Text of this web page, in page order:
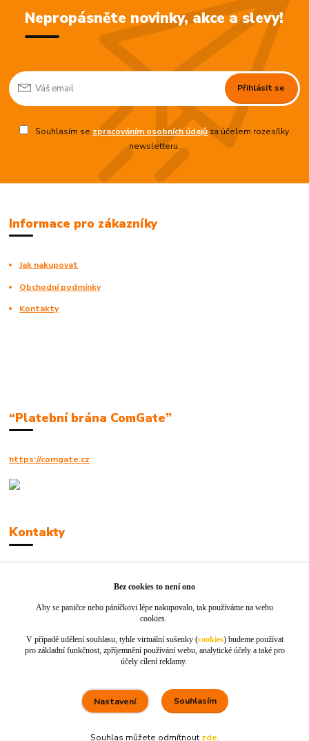
Nepropásněte novinky, akce a slevy!
Přihlásit se
Souhlasím se zpracováním osobních údajůza účelem rozesílky
newsletteru.
Informace pro zákazníky
Jak nakupovat
Obchodní podmínky
Kontakty
“Platební brána ComGate”
https://comgate.cz
Kontakty
info@jackie-shop.cz
Vytvořeno na Eshop-rychle.cz
Bez cookies to není ono
Aby se paničce nebo páníčkovi lépe nakupovalo, tak používáme na webu
cookies.
V případě udělení souhlasu, tyhle virtuální sušenky (cookies) budeme používat
pro základní funkčnost, zpříjemnění používání webu, analytické účely a také pro
účely cílení reklamy.
Nastavení Souhlasím
Souhlas můžete odmítnout zde.
5. srpna 100 %★★★★★